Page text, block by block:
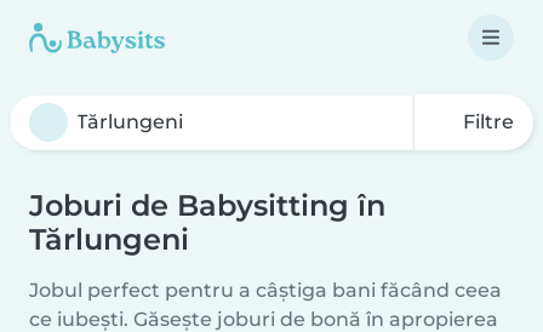
Filtre
Joburi de Babysitting în
Tărlungeni
Jobul perfect pentru a câștiga bani făcând ceea
ce iubești. Găsește joburi de bonă în apropierea